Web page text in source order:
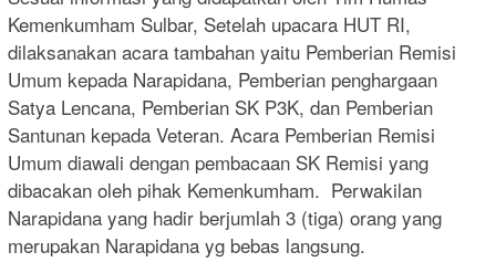
Kemenkumham Sulbar, Setelah upacara HUT RI,
dilaksanakan acara tambahan yaitu Pemberian Remisi
Umum kepada Narapidana, Pemberian penghargaan
Satya Lencana, Pemberian SK P3K, dan Pemberian
Santunan kepada Veteran. Acara Pemberian Remisi
Umum diawali dengan pembacaan SK Remisi yang
dibacakan oleh pihak Kemenkumham. Perwakilan
Narapidana yang hadir berjumlah 3 (tiga) orang yang
merupakan Narapidana yg bebas langsung.